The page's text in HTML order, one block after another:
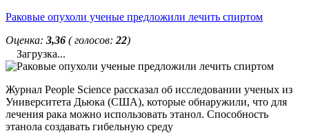
Раковые опухоли ученые предложили лечить спиртом
Оценка: 3,36 ( голосов: 22)
Загрузка...
Журнал People Science рассказал об исследовании ученых из
Университета Дьюка (США), которые обнаружили, что для
лечения рака можно использовать этанол. Способность
этанола создавать гибельную среду